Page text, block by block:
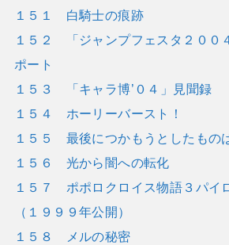
１５１ 白騎士の痕跡
１５２ 「ジャンプフェスタ２００
ポート
１５３ 「キャラ博’０４」見聞録
１５４ ホーリーバースト！
１５５ 最後につかもうとしたもの
１５６ 光から闇への転化
１５７ ポポロクロイス物語３パイ
（１９９９年公開）
１５８ メルの秘密